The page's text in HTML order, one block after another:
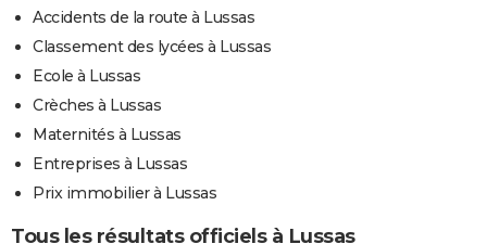
Accidents de la route à Lussas
Classement des lycées à Lussas
Ecole à Lussas
Crèches à Lussas
Maternités à Lussas
Entreprises à Lussas
Prix immobilier à Lussas
Tous les résultats officiels à Lussas